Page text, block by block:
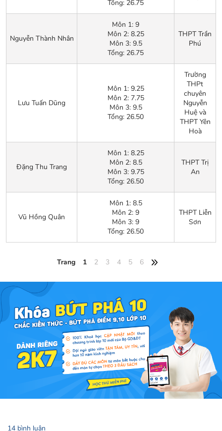
Tổng: 26.75
Nguyễn Thành Nhân
Môn 1: 9
Môn 2: 8.25
Môn 3: 9.5
Tổng: 26.75
THPT Trần
Phú
Lưu Tuấn Dũng
Môn 1: 9.25
Môn 2: 7.75
Môn 3: 9.5
Tổng: 26.50
Trường
THPt
chuyên
Nguyễn
Huệ và
THPT Yên
Hoà
Đặng Thu Trang
Môn 1: 8.25
Môn 2: 8.5
Môn 3: 9.75
Tổng: 26.50
THPT Trị
An
Vũ Hồng Quân
Môn 1: 8.5
Môn 2: 9
Môn 3: 9
Tổng: 26.50
THPT Liễn
Sơn
Trang 1 2 3 4 5 6
14 bình luận